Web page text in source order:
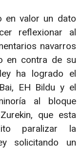
en valor un dato
reflexionar al
navarros
en contra de su
ha logrado el
EH Bildu y el
al bloque
que esta
paralizar la
solicitando un